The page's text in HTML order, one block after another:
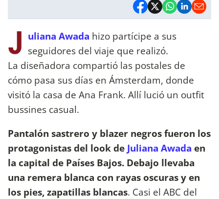
J uliana Awada hizo partícipe a sus
seguidores del viaje que realizó.
La diseñadora compartió las postales de
cómo pasa sus días en Ámsterdam, donde
visitó la casa de Ana Frank. Allí lució un outfit
bussines casual.
Pantalón sastrero y blazer negros fueron los
protagonistas del look de Juliana Awada en
la capital de Países Bajos. Debajo llevaba
una remera blanca con rayas oscuras y en
los pies, zapatillas blancas. Casi el ABC del